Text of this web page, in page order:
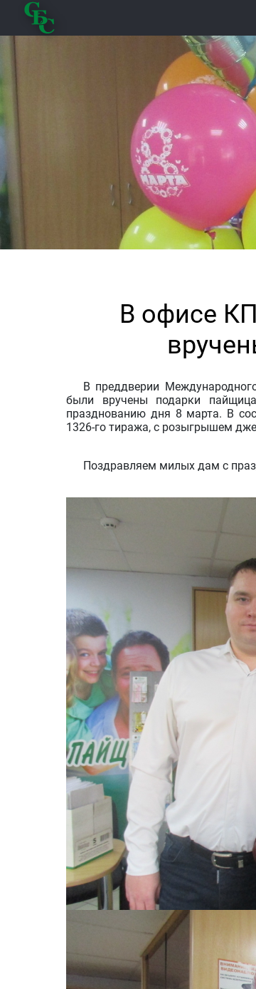
В офисе
В преддверии
были вручены подарки
празднованию дня 8 марта. В
1326-го тиража, с розыгрышем
Поздравляем милых дам с